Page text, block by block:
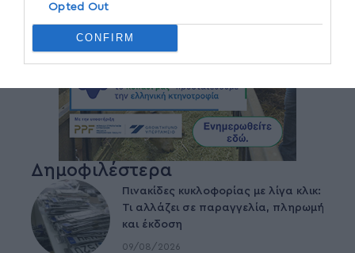
Opted Out
CONFIRM
Δημοφιλέστερα
Πινακίδες κυκλοφορίας με λίγα κλικ:
Τι αλλάζει σε παραγγελία, πληρωμή
και έκδοση
09/08/2026